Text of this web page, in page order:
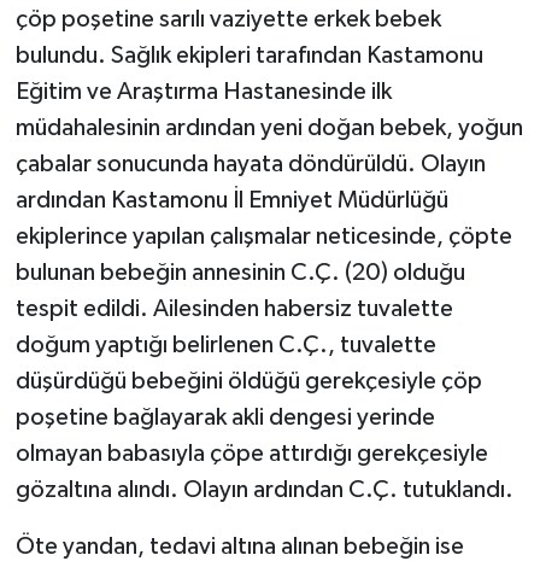
çöp poşetine sarılı vaziyette erkek bebek
bulundu. Sağlık ekipleri tarafından Kastamonu
Eğitim ve Araştırma Hastanesinde ilk
müdahalesinin ardından yeni doğan bebek, yoğun
çabalar sonucunda hayata döndürüldü. Olayın
ardından Kastamonu İl Emniyet Müdürlüğü
ekiplerince yapılan çalışmalar neticesinde, çöpte
bulunan bebeğin annesinin C.Ç. (20) olduğu
tespit edildi. Ailesinden habersiz tuvalette
doğum yaptığı belirlenen C.Ç., tuvalette
düşürdüğü bebeğini öldüğü gerekçesiyle çöp
poşetine bağlayarak akli dengesi yerinde
olmayan babasıyla çöpe attırdığı gerekçesiyle
gözaltına alındı. Olayın ardından C.Ç. tutuklandı.
Öte yandan, tedavi altına alınan bebeğin ise